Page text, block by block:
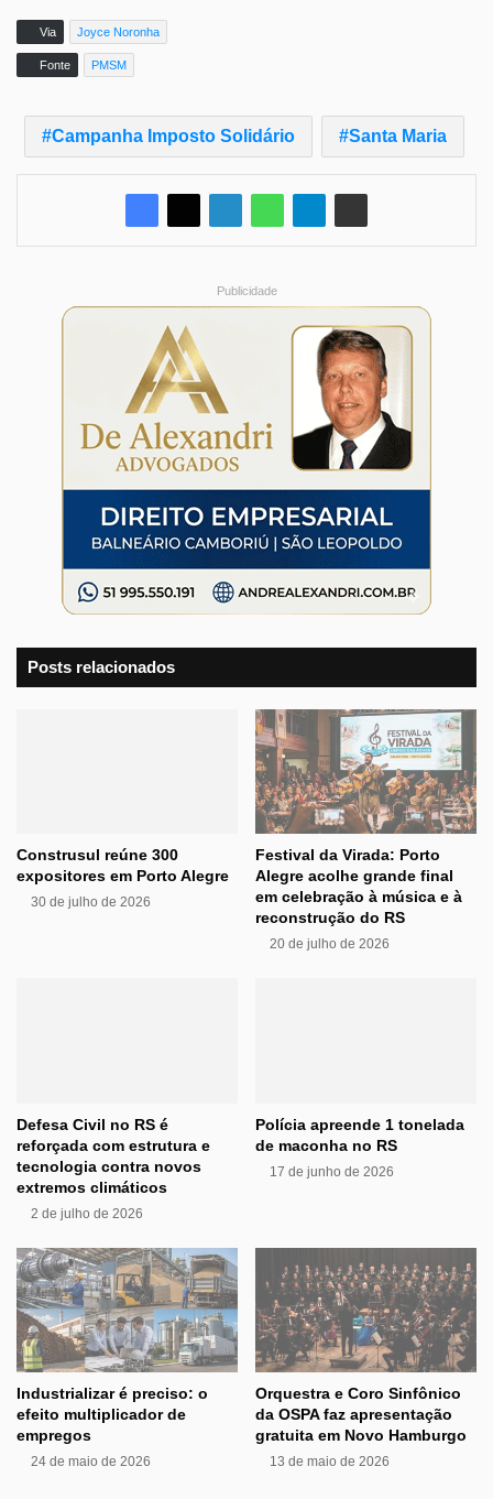
Via Joyce Noronha
Fonte PMSM
Campanha Imposto Solidário Santa Maria
Publicidade
Posts relacionados
Construsul reúne 300
expositores em Porto Alegre
30 de julho de 2026
Festival da Virada: Porto
Alegre acolhe grande final
em celebração à música e à
reconstrução do RS
20 de julho de 2026
Defesa Civil no RS é
reforçada com estrutura e
tecnologia contra novos
extremos climáticos
2 de julho de 2026
Polícia apreende 1 tonelada
de maconha no RS
17 de junho de 2026
Industrializar é preciso: o
efeito multiplicador de
empregos
24 de maio de 2026
Orquestra e Coro Sinfônico
da OSPA faz apresentação
gratuita em Novo Hamburgo
13 de maio de 2026